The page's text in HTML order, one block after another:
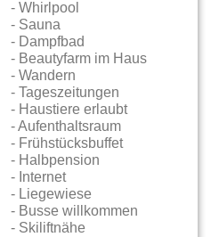
- Whirlpool
- Sauna
- Dampfbad
- Beautyfarm im Haus
- Wandern
- Tageszeitungen
- Haustiere erlaubt
- Aufenthaltsraum
- Frühstücksbuffet
- Halbpension
- Internet
- Liegewiese
- Busse willkommen
- Skiliftnähe